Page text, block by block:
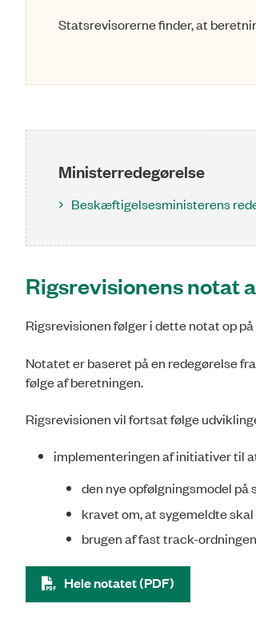
Statsrevisorerne finder, at
Ministerredegørelse
Beskæftigelsesministerens
Rigsrevisionens notat
Rigsrevisionen følger i dette notat op
Notatet er baseret på en redegørelse
følge af beretningen.
Rigsrevisionen vil fortsat følge
implementeringen af initiativer til
den nye opfølgningsmodel på
kravet om, at sygemeldte
brugen af fast track-
Hele notatet (PDF)